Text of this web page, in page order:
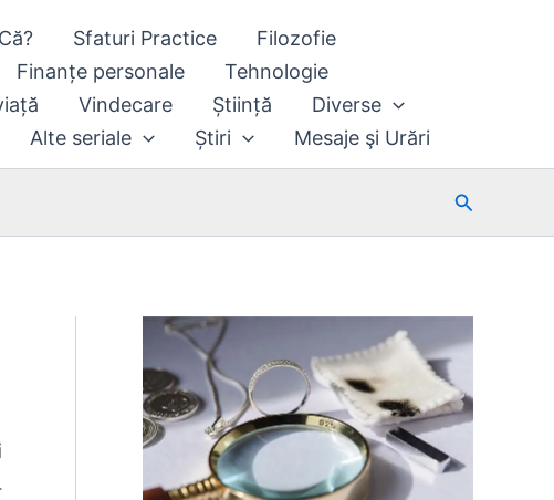
Sfaturi Practice
Filozofie
Finanțe personale
Tehnologie
Vindecare Știință
Diverse
Alte seriale Știri Mesaje şi Urări
Search